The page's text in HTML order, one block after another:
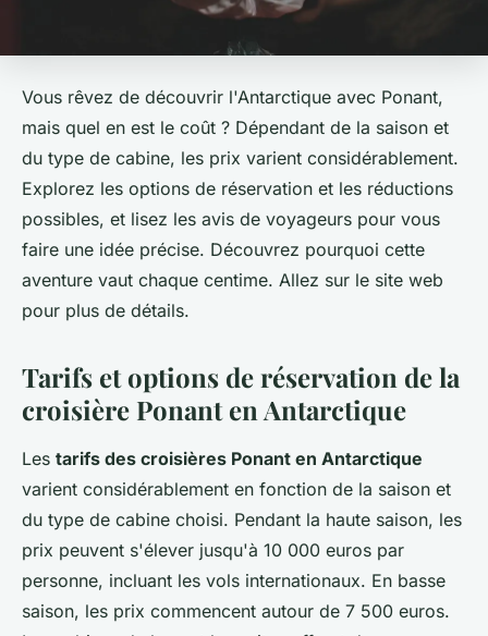
Vous rêvez de découvrir l'Antarctique avec Ponant,
mais quel en est le coût ? Dépendant de la saison et
du type de cabine, les prix varient considérablement.
Explorez les options de réservation et les réductions
possibles, et lisez les avis de voyageurs pour vous
faire une idée précise. Découvrez pourquoi cette
aventure vaut chaque centime. Allez sur le site web
pour plus de détails.
Tarifs et options de réservation de la
croisière Ponant en Antarctique
Les tarifs des croisières Ponant en Antarctique
varient considérablement en fonction de la saison et
du type de cabine choisi. Pendant la haute saison, les
prix peuvent s'élever jusqu'à 10 000 euros par
personne, incluant les vols internationaux. En basse
saison, les prix commencent autour de 7 500 euros.